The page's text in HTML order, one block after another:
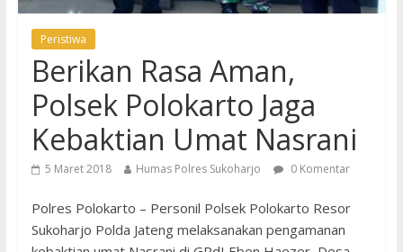
Peristiwa
Berikan Rasa Aman,
Polsek Polokarto Jaga
Kebaktian Umat Nasrani
5 Maret 2018 Humas Polres Sukoharjo 0 Komentar
Polres Polokarto – Personil Polsek Polokarto Resor
Sukoharjo Polda Jateng melaksanakan pengamanan